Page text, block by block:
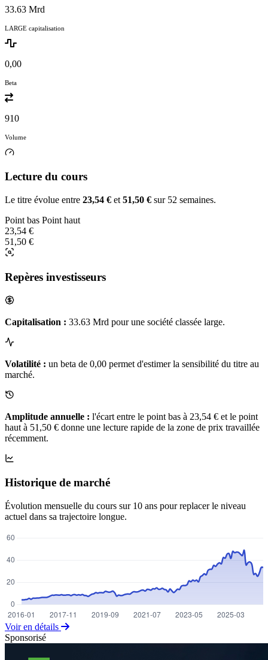
33.63 Mrd
LARGE capitalisation
0,00
Beta
910
Volume
Lecture du cours
Le titre évolue entre 23,54 € et 51,50 € sur 52 semaines.
Point bas Point haut
23,54 €
51,50 €
Repères investisseurs
Capitalisation : 33.63 Mrd pour une société classée large.
Volatilité : un beta de 0,00 permet d'estimer la sensibilité du titre au
marché.
Amplitude annuelle : l'écart entre le point bas à 23,54 € et le point
haut à 51,50 € donne une lecture rapide de la zone de prix travaillée
récemment.
Historique de marché
Évolution mensuelle du cours sur 10 ans pour replacer le niveau
actuel dans sa trajectoire longue.
Voir en détails
Sponsorisé